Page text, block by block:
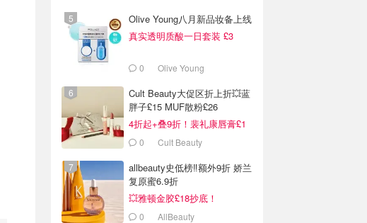
Olive Young八月新品妆备上线
真实透明质酸一日套装 £3
0 Olive Young
Cult Beauty大促区折上折💥蓝
胖子£15 MUF散粉£26
4折起+叠9折！裴礼康唇膏£1
0 Cult Beauty
allbeauty史低榜‼️额外9折 娇兰
复原蜜6.9折
💥雅顿金胶£18抄底！
0 AllBeauty